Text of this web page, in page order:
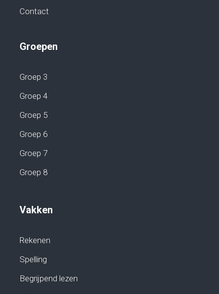
Contact
Groepen
Groep 3
Groep 4
Groep 5
Groep 6
Groep 7
Groep 8
Vakken
Rekenen
Spelling
Begrijpend lezen